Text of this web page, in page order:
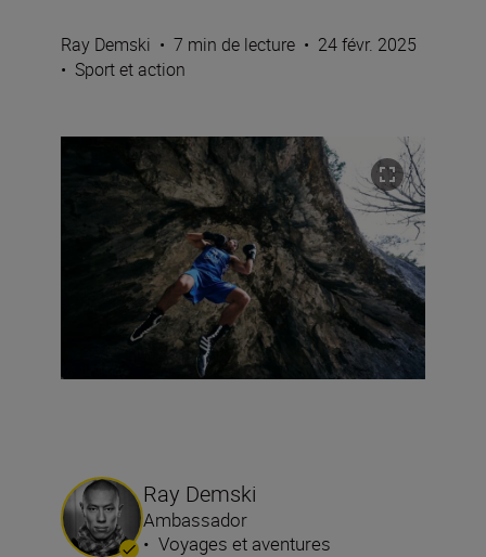
Ray Demski • 7 min de lecture • 24 févr. 2025
• Sport et action
Ray Demski
Ambassador
• Voyages et aventures